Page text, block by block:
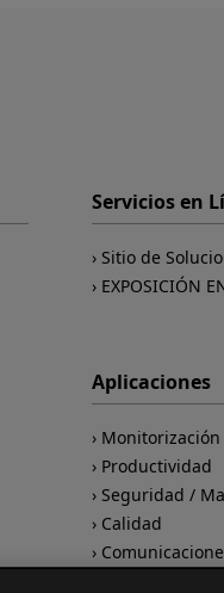
Servicios en
Sitio de
EXPOSICIÓN
Aplicaciones
Monitorización
Productividad
Seguridad /
Calidad